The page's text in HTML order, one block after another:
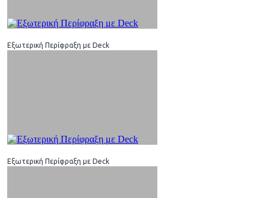
Εξωτερική Περίφραξη με Deck
Εξωτερική Περίφραξη με Deck